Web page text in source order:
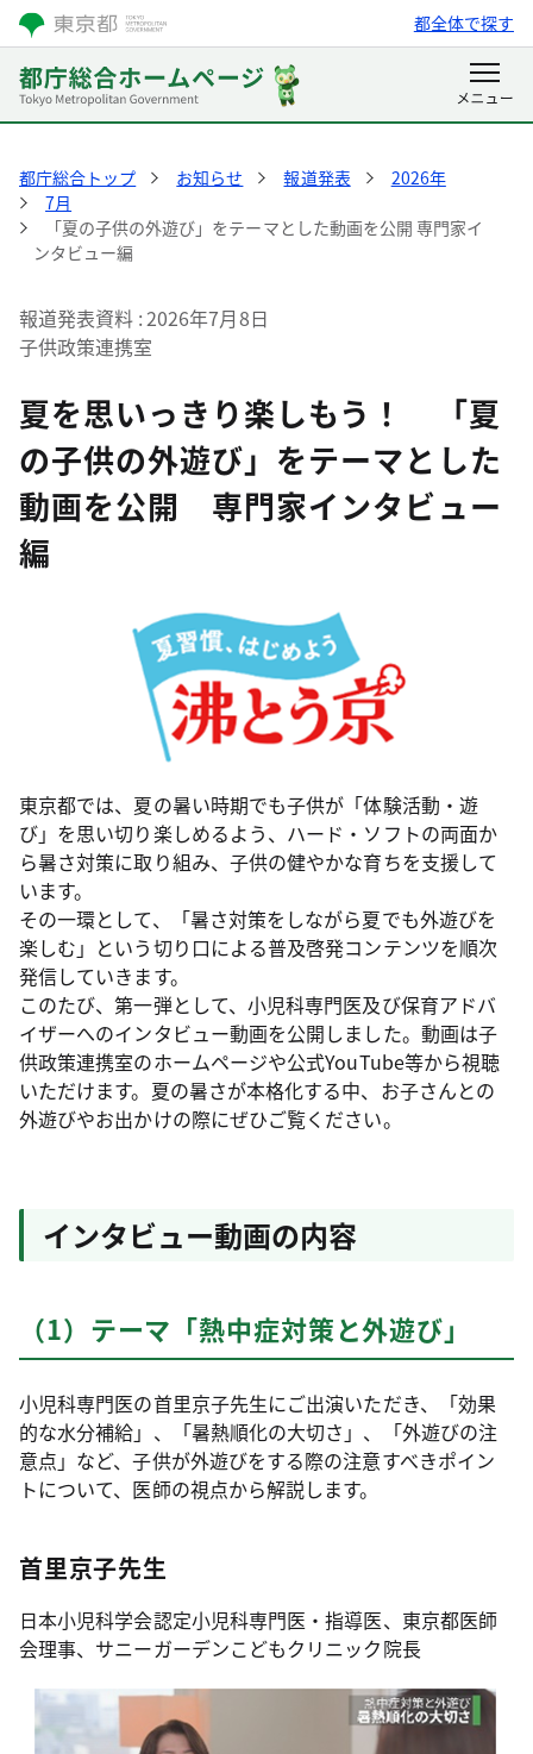
都全体で探す
都庁総合トップ お知らせ 報道発表
2026年
7月
「夏の子供の外遊び」をテーマとした動画を公開 専門家イ
ンタビュー編
報道発表資料 2026年7月8日
子供政策連携室
夏を思いっきり楽しもう！ 「夏
の子供の外遊び」をテーマとした
動画を公開 専門家インタビュー
編
東京都では、夏の暑い時期でも子供が「体験活動・遊
び」を思い切り楽しめるよう、ハード・ソフトの両面か
ら暑さ対策に取り組み、子供の健やかな育ちを支援して
います。
その一環として、「暑さ対策をしながら夏でも外遊びを
楽しむ」という切り口による普及啓発コンテンツを順次
発信していきます。
このたび、第一弾として、小児科専門医及び保育アドバ
イザーへのインタビュー動画を公開しました。動画は子
供政策連携室のホームページや公式YouTube等から視聴
いただけます。夏の暑さが本格化する中、お子さんとの
外遊びやお出かけの際にぜひご覧ください。
インタビュー動画の内容
（1）テーマ「熱中症対策と外遊び」
小児科専門医の首里京子先生にご出演いただき、「効果
的な水分補給」、「暑熱順化の大切さ」、「外遊びの注
意点」など、子供が外遊びをする際の注意すべきポイン
トについて、医師の視点から解説します。
首里京子先生
日本小児科学会認定小児科専門医・指導医、東京都医師
会理事、サニーガーデンこどもクリニック院長